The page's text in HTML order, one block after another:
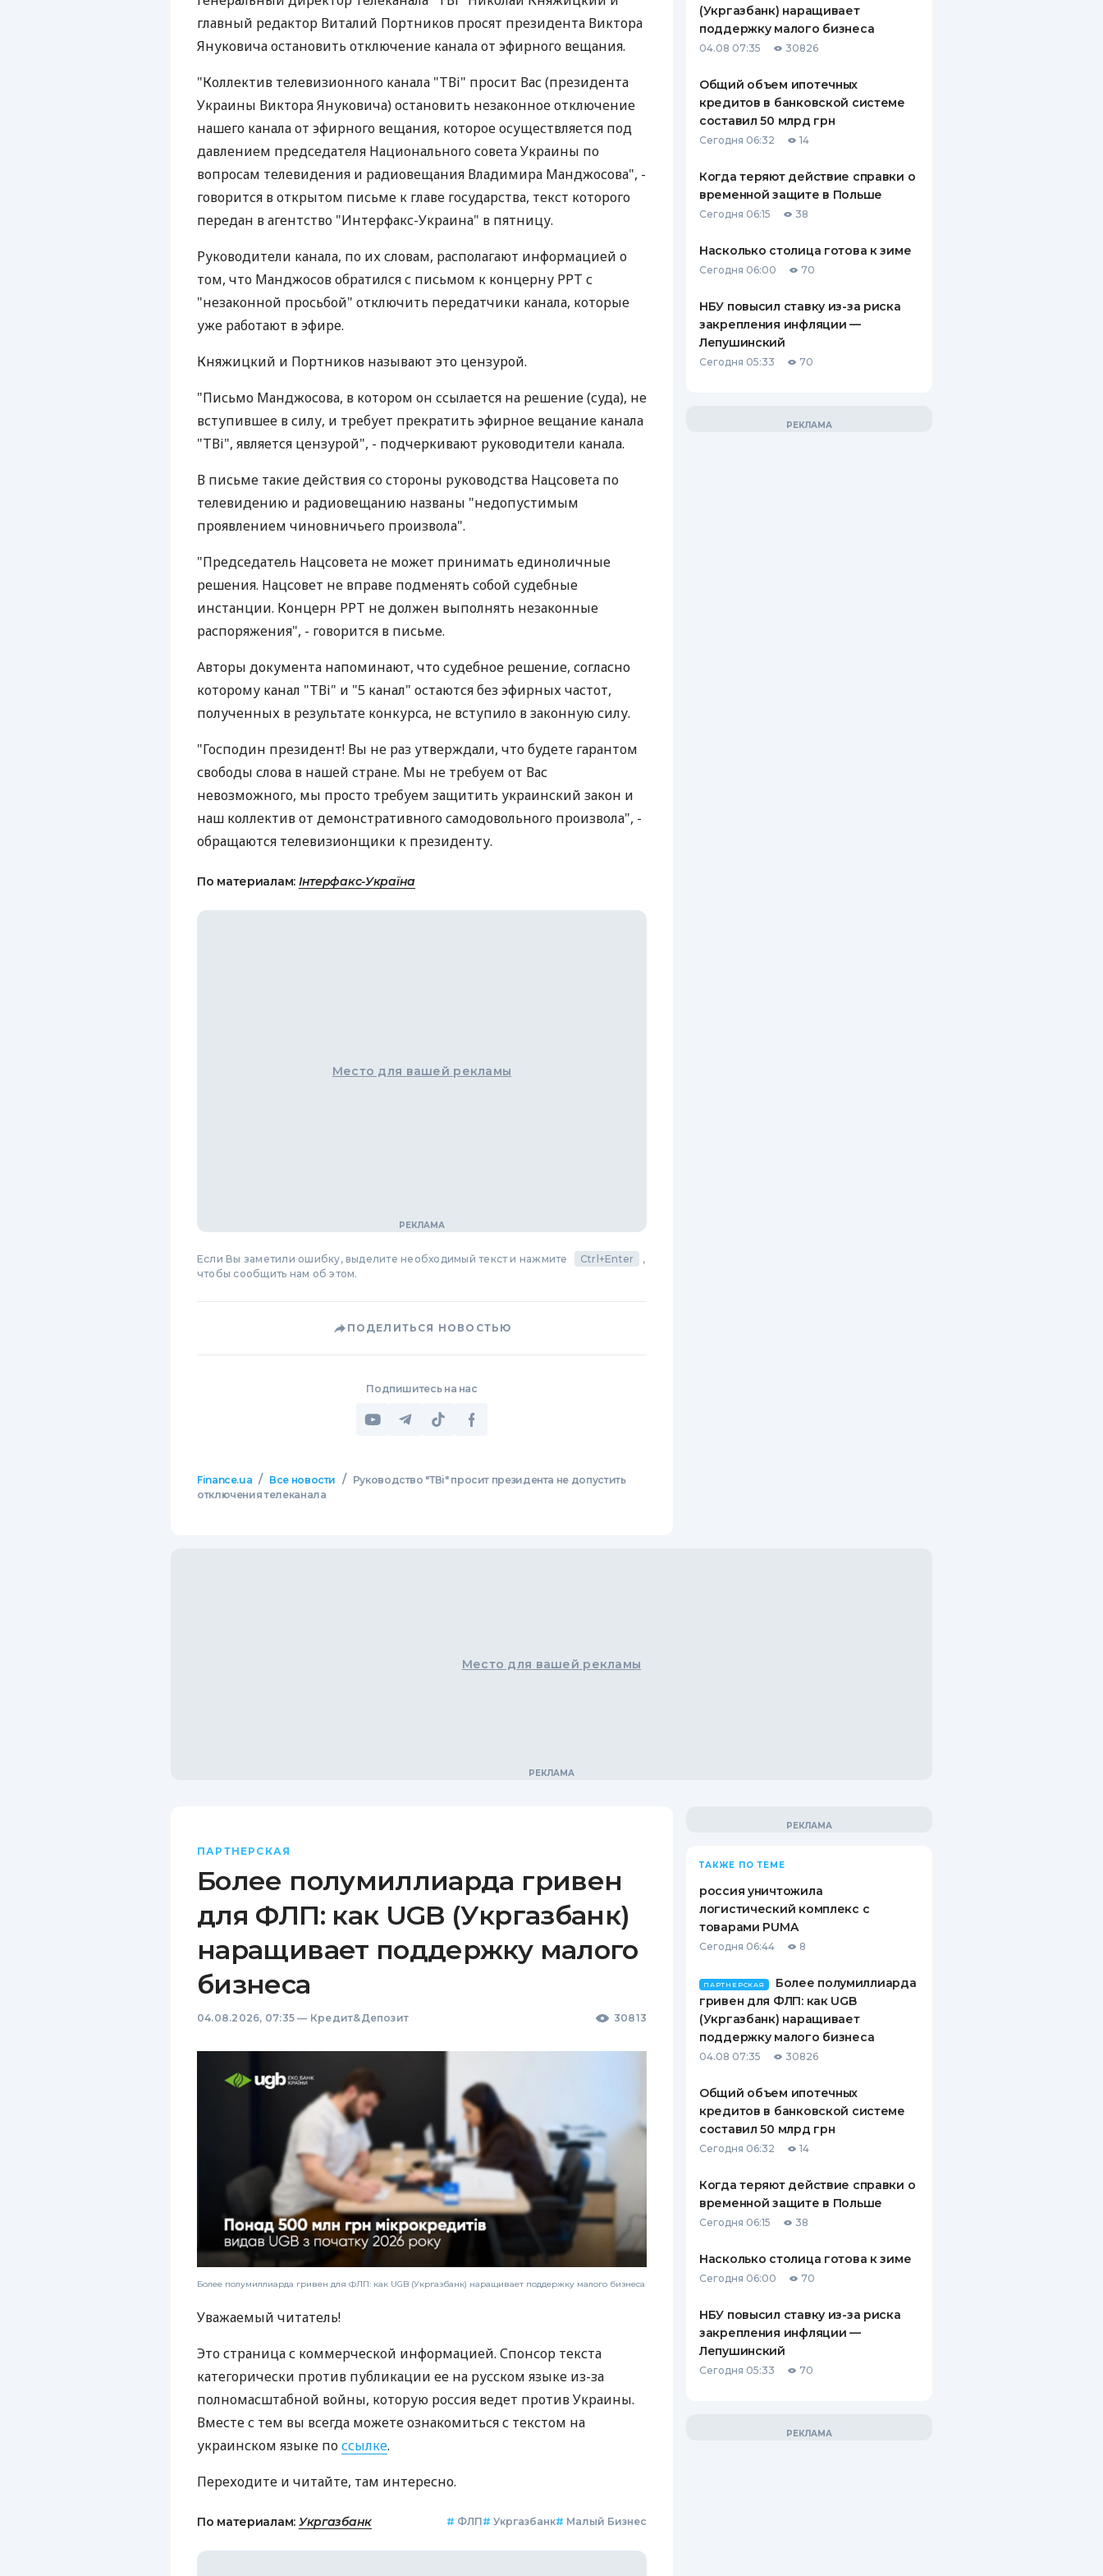
ЕЖЕМЕСЯЧНЫЙ ОБЗОР
КЕШБЭКА
БАНКОВСКИМ КАРТАМ
ПУТЕВОДИТЕЛИ ПО
СТРАХОВЫЕ КОМПАНИИ
ОТЗЫВЫ О СТРАХОВЫХ
ДОСТАВКА И ОПЛАТА
КОНТАКТЫ
главный редактор Виталий Портников просят президента Виктора
Януковича остановить отключение канала от эфирного вещания.
"Коллектив телевизионного канала "ТВі" просит Вас (президента
Украины Виктора Януковича) остановить незаконное отключение
нашего канала от эфирного вещания, которое осуществляется под
давлением председателя Национального совета Украины по
вопросам телевидения и радиовещания Владимира Манджосова", -
говорится в открытом письме к главе государства, текст которого
передан в агентство "Интерфакс-Украина" в пятницу.
Руководители канала, по их словам, располагают информацией о
том, что Манджосов обратился с письмом к концерну РРТ с
"незаконной просьбой" отключить передатчики канала, которые
уже работают в эфире.
Княжицкий и Портников называют это цензурой.
"Письмо Манджосова, в котором он ссылается на решение (суда), не
вступившее в силу, и требует прекратить эфирное вещание канала
"ТВі", является цензурой", - подчеркивают руководители канала.
В письме такие действия со стороны руководства Нацсовета по
телевидению и радиовещанию названы "недопустимым
проявлением чиновничьего произвола".
"Председатель Нацсовета не может принимать единоличные
решения. Нацсовет не вправе подменять собой судебные
инстанции. Концерн РРТ не должен выполнять незаконные
распоряжения", - говорится в письме.
Авторы документа напоминают, что судебное решение, согласно
которому канал "ТВі" и "5 канал" остаются без эфирных частот,
полученных в результате конкурса, не вступило в законную силу.
"Господин президент! Вы не раз утверждали, что будете гарантом
свободы слова в нашей стране. Мы не требуем от Вас
невозможного, мы просто требуем защитить украинский закон и
наш коллектив от демонстративного самодовольного произвола", -
обращаются телевизионщики к президенту.
По материалам: Інтерфакс-Україна
Место для вашей рекламы
Если Вы заметили ошибку, выделите необходимый текст и нажмите Ctrl+Enter
,
чтобы сообщить нам об этом.
ПОДЕЛИТЬСЯ НОВОСТЬЮ
Подпишитесь на нас
Finance.ua / Все новости /
Руководство "ТВі" просит президента не допустить
отключения телеканала
(Укргазбанк) наращивает
поддержку малого бизнеса
04.08 07:35 30826
Общий объем ипотечных
кредитов в банковской системе
составил 50 млрд грн
Сегодня 06:32 14
Когда теряют действие справки о
временной защите в Польше
Сегодня 06:15 38
Насколько столица готова к зиме
Сегодня 06:00 70
НБУ повысил ставку из-за риска
закрепления инфляции —
Лепушинский
Сегодня 05:33 70
Место для вашей рекламы
ПАРТНЕРСКАЯ
Более полумиллиарда гривен
для ФЛП: как UGB (Укргазбанк)
наращивает поддержку малого
бизнеса
04.08.2026, 07:35 — Кредит&Депозит 30813
Более полумиллиарда гривен для ФЛП: как UGB (Укргазбанк) наращивает поддержку малого бизнеса
Уважаемый читатель!
Это страница с коммерческой информацией. Спонсор текста
категорически против публикации ее на русском языке из-за
полномасштабной войны, которую россия ведет против Украины.
Вместе с тем вы всегда можете ознакомиться с текстом на
украинском языке поссылке.
Переходите и читайте, там интересно.
По материалам: Укргазбанк # ФЛП# Укргазбанк# Малый Бизнес
ТАКЖЕ ПО ТЕМЕ
россия уничтожила
логистический комплекс с
товарами PUMA
Сегодня 06:44 8
ПАРТНЕРСКАЯ
Более полумиллиарда
гривен для ФЛП: как UGB
(Укргазбанк) наращивает
поддержку малого бизнеса
04.08 07:35 30826
Общий объем ипотечных
кредитов в банковской системе
составил 50 млрд грн
Сегодня 06:32 14
Когда теряют действие справки о
временной защите в Польше
Сегодня 06:15 38
Насколько столица готова к зиме
Сегодня 06:00 70
НБУ повысил ставку из-за риска
закрепления инфляции —
Лепушинский
Сегодня 05:33 70